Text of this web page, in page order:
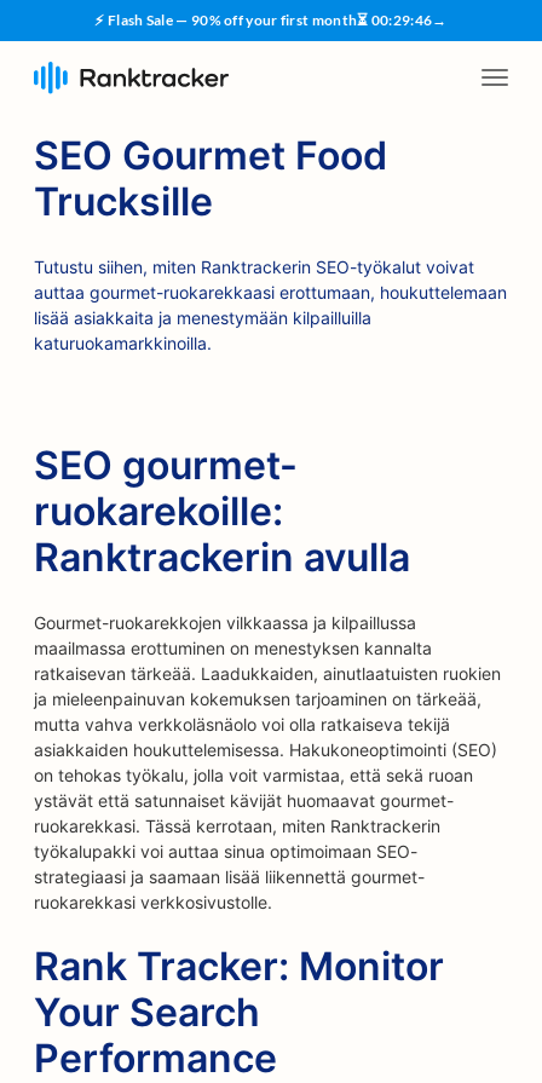
⚡ Flash Sale — 90% off your first month⏳ 00:29:45→
SEO Gourmet Food
Trucksille
Tutustu siihen, miten Ranktrackerin SEO-työkalut voivat
auttaa gourmet-ruokarekkaasi erottumaan, houkuttelemaan
lisää asiakkaita ja menestymään kilpailluilla
katuruokamarkkinoilla.
SEO gourmet-
ruokarekoille:
Ranktrackerin avulla
Gourmet-ruokarekkojen vilkkaassa ja kilpaillussa
maailmassa erottuminen on menestyksen kannalta
ratkaisevan tärkeää. Laadukkaiden, ainutlaatuisten ruokien
ja mieleenpainuvan kokemuksen tarjoaminen on tärkeää,
mutta vahva verkkoläsnäolo voi olla ratkaiseva tekijä
asiakkaiden houkuttelemisessa. Hakukoneoptimointi (SEO)
on tehokas työkalu, jolla voit varmistaa, että sekä ruoan
ystävät että satunnaiset kävijät huomaavat gourmet-
ruokarekkasi. Tässä kerrotaan, miten Ranktrackerin
työkalupakki voi auttaa sinua optimoimaan SEO-
strategiaasi ja saamaan lisää liikennettä gourmet-
ruokarekkasi verkkosivustolle.
Rank Tracker: Monitor
Your Search
Performance